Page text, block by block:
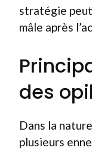
stratégie
mâle après
des
Dans la
plusieurs